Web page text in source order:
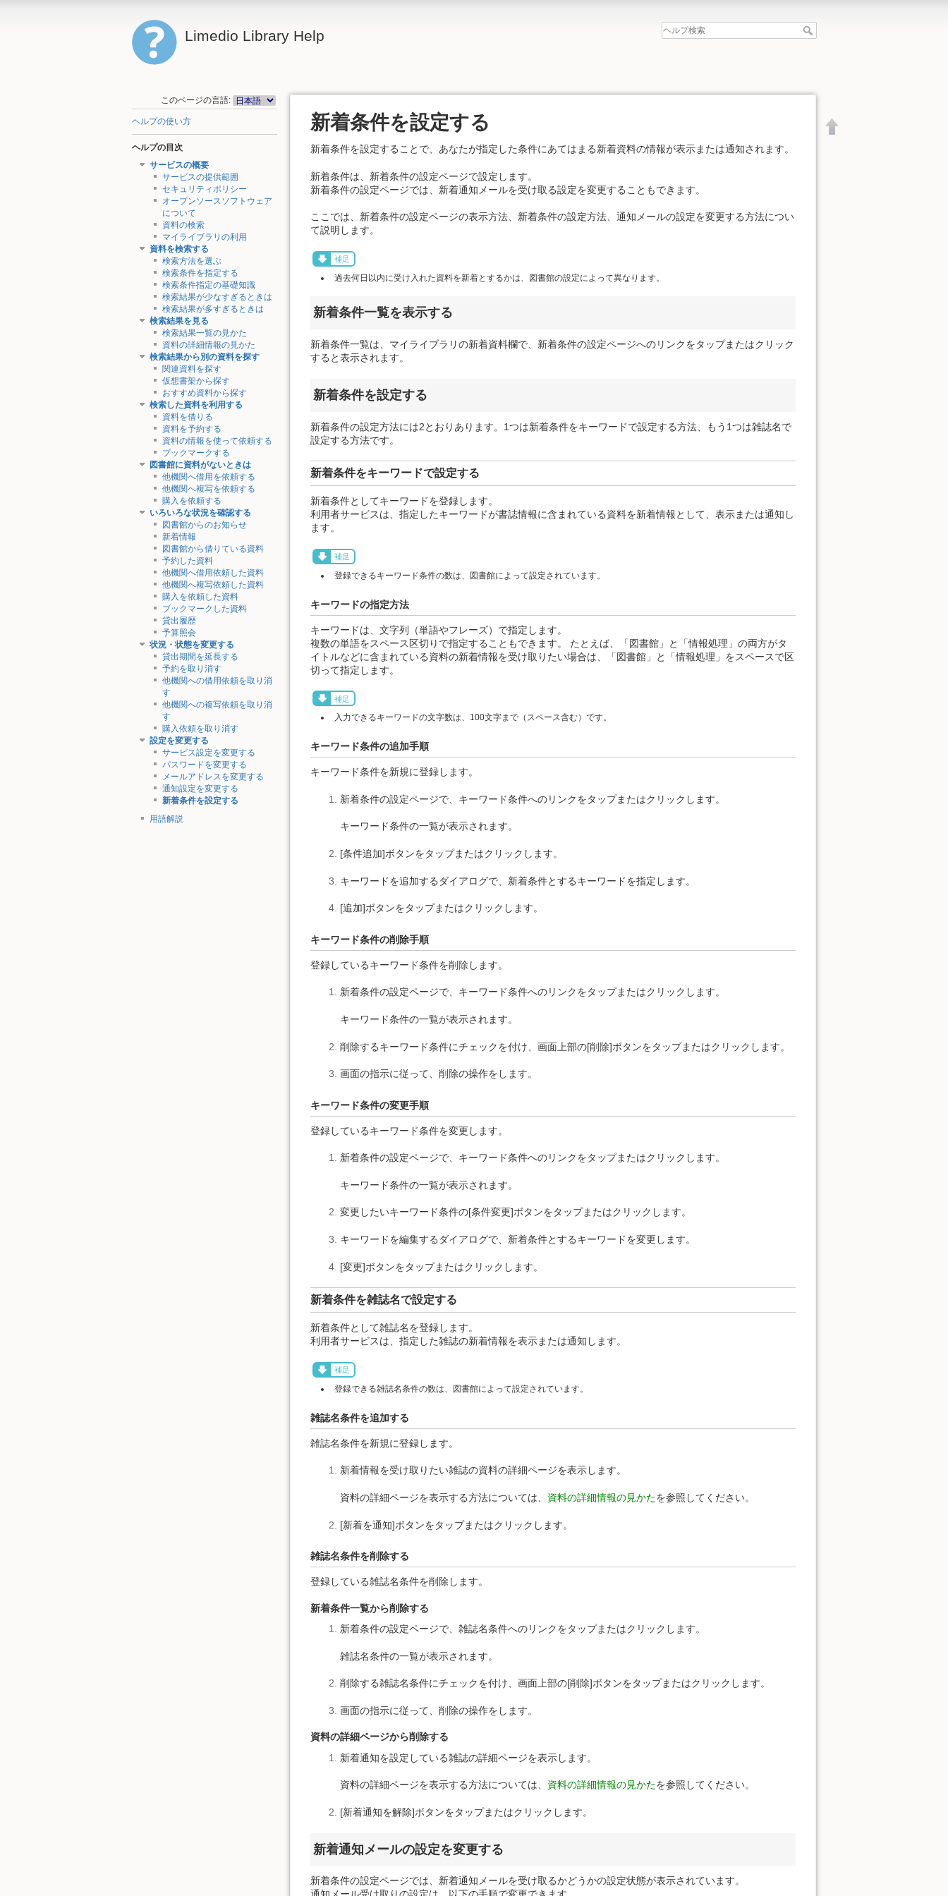
Limedio Library Help
このページの言語:
ヘルプの使い方
ヘルプの目次
サービスの概要
サービスの提供範囲
セキュリティポリシー
オープンソースソフトウェア
について
資料の検索
マイライブラリの利用
資料を検索する
検索方法を選ぶ
検索条件を指定する
検索条件指定の基礎知識
検索結果が少なすぎるときは
検索結果が多すぎるときは
検索結果を見る
検索結果一覧の見かた
資料の詳細情報の見かた
検索結果から別の資料を探す
関連資料を探す
仮想書架から探す
おすすめ資料から探す
検索した資料を利用する
資料を借りる
資料を予約する
資料の情報を使って依頼する
ブックマークする
図書館に資料がないときは
他機関へ借用を依頼する
他機関へ複写を依頼する
購入を依頼する
いろいろな状況を確認する
図書館からのお知らせ
新着情報
図書館から借りている資料
予約した資料
他機関へ借用依頼した資料
他機関へ複写依頼した資料
購入を依頼した資料
ブックマークした資料
貸出履歴
予算照会
状況・状態を変更する
貸出期間を延長する
予約を取り消す
他機関への借用依頼を取り消
す
他機関への複写依頼を取り消
す
購入依頼を取り消す
設定を変更する
サービス設定を変更する
パスワードを変更する
メールアドレスを変更する
通知設定を変更する
新着条件を設定する
用語解説
新着条件を設定する
新着条件を設定することで、あなたが指定した条件にあてはまる新着資料の情報が表示または通知されます。
新着条件は、新着条件の設定ページで設定します。
新着条件の設定ページでは、新着通知メールを受け取る設定を変更することもできます。
ここでは、新着条件の設定ページの表示方法、新着条件の設定方法、通知メールの設定を変更する方法につい
て説明します。
補足
過去何日以内に受け入れた資料を新着とするかは、図書館の設定によって異なります。
新着条件一覧を表示する
新着条件一覧は、マイライブラリの新着資料欄で、新着条件の設定ページへのリンクをタップまたはクリック
すると表示されます。
新着条件を設定する
新着条件の設定方法には2とおりあります。1つは新着条件をキーワードで設定する方法、もう1つは雑誌名で
設定する方法です。
新着条件をキーワードで設定する
新着条件としてキーワードを登録します。
利用者サービスは、指定したキーワードが書誌情報に含まれている資料を新着情報として、表示または通知し
ます。
補足
登録できるキーワード条件の数は、図書館によって設定されています。
キーワードの指定方法
キーワードは、文字列（単語やフレーズ）で指定します。
複数の単語をスペース区切りで指定することもできます。 たとえば、「図書館」と「情報処理」の両方がタ
イトルなどに含まれている資料の新着情報を受け取りたい場合は、「図書館」と「情報処理」をスペースで区
切って指定します。
補足
入力できるキーワードの文字数は、100文字まで（スペース含む）です。
キーワード条件の追加手順
キーワード条件を新規に登録します。
新着条件の設定ページで、キーワード条件へのリンクをタップまたはクリックします。
キーワード条件の一覧が表示されます。
[条件追加]ボタンをタップまたはクリックします。
キーワードを追加するダイアログで、新着条件とするキーワードを指定します。
[追加]ボタンをタップまたはクリックします。
キーワード条件の削除手順
登録しているキーワード条件を削除します。
新着条件の設定ページで、キーワード条件へのリンクをタップまたはクリックします。
キーワード条件の一覧が表示されます。
削除するキーワード条件にチェックを付け、画面上部の[削除]ボタンをタップまたはクリックします。
画面の指示に従って、削除の操作をします。
キーワード条件の変更手順
登録しているキーワード条件を変更します。
新着条件の設定ページで、キーワード条件へのリンクをタップまたはクリックします。
キーワード条件の一覧が表示されます。
変更したいキーワード条件の[条件変更]ボタンをタップまたはクリックします。
キーワードを編集するダイアログで、新着条件とするキーワードを変更します。
[変更]ボタンをタップまたはクリックします。
新着条件を雑誌名で設定する
新着条件として雑誌名を登録します。
利用者サービスは、指定した雑誌の新着情報を表示または通知します。
補足
登録できる雑誌名条件の数は、図書館によって設定されています。
雑誌名条件を追加する
雑誌名条件を新規に登録します。
新着情報を受け取りたい雑誌の資料の詳細ページを表示します。
資料の詳細ページを表示する方法については、 資料の詳細情報の見かたを参照してください。
[新着を通知]ボタンをタップまたはクリックします。
雑誌名条件を削除する
登録している雑誌名条件を削除します。
新着条件一覧から削除する
新着条件の設定ページで、雑誌名条件へのリンクをタップまたはクリックします。
雑誌名条件の一覧が表示されます。
削除する雑誌名条件にチェックを付け、画面上部の[削除]ボタンをタップまたはクリックします。
画面の指示に従って、削除の操作をします。
資料の詳細ページから削除する
新着通知を設定している雑誌の詳細ページを表示します。
資料の詳細ページを表示する方法については、 資料の詳細情報の見かたを参照してください。
[新着通知を解除]ボタンをタップまたはクリックします。
新着通知メールの設定を変更する
新着条件の設定ページでは、新着通知メールを受け取るかどうかの設定状態が表示されています。